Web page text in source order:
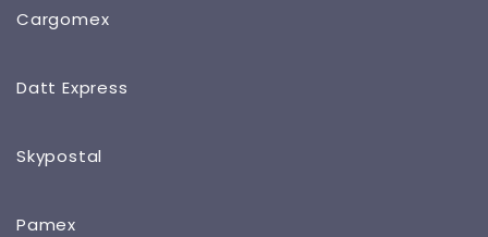
Cargomex
Datt Express
Skypostal
Pamex